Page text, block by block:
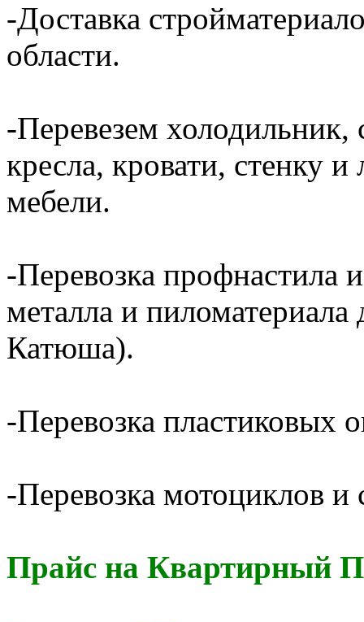
-Доставка
области.
-Перевезем
кресла, кровати, стенку
мебели.
-Перевозка профнастила
металла и
Катюша).
-Перевозка пластиковых
-Перевозка мотоциклов и
Прайс на Квартирный